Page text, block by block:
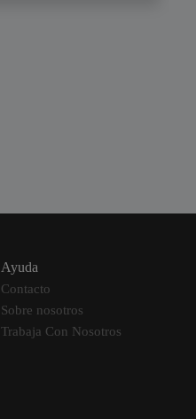
Ayuda
Contacto
Sobre nosotros
Trabaja Con Nosotros